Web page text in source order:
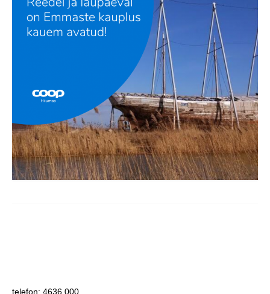
KAMPAANIAD
PAKUME TÖÖD
HIIUMAA KÖÖK JA PAGAR
MEIE PANUS
telefon: 4636 000